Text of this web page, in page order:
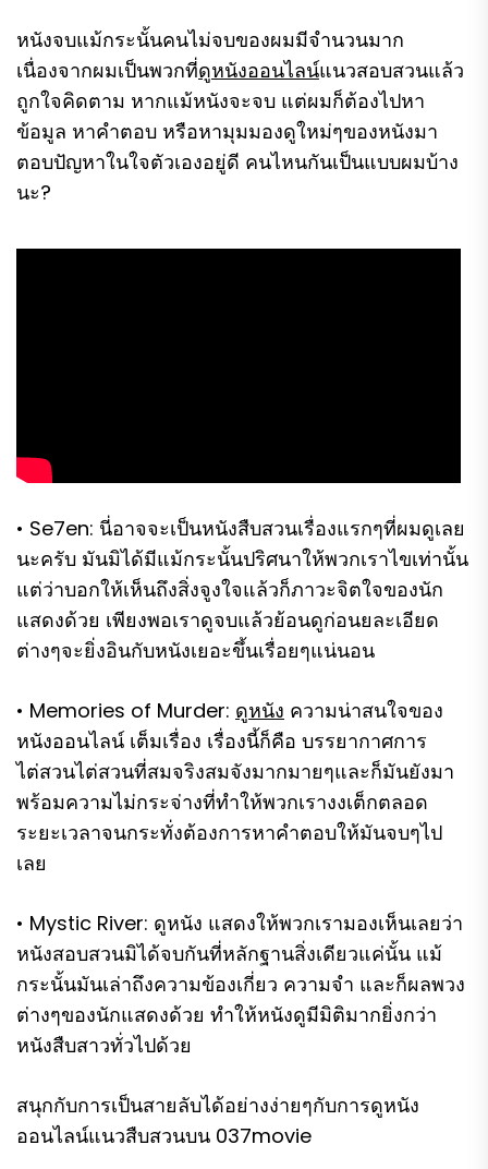
หนังจบแม้กระนั้นคนไม่จบของผมมีจำนวนมาก
เนื่องจากผมเป็นพวกที่ดูหนังออนไลน์แนวสอบสวนแล้ว
ถูกใจคิดตาม หากแม้หนังจะจบ แต่ผมก็ต้องไปหา
ข้อมูล หาคำตอบ หรือหามุมมองดูใหม่ๆของหนังมา
ตอบปัญหาในใจตัวเองอยู่ดี คนไหนกันเป็นแบบผมบ้าง
นะ?
• Se7en: นี่อาจจะเป็นหนังสืบสวนเรื่องแรกๆที่ผมดูเลย
นะครับ มันมิได้มีแม้กระนั้นปริศนาให้พวกเราไขเท่านั้น
แต่ว่าบอกให้เห็นถึงสิ่งจูงใจแล้วก็ภาวะจิตใจของนัก
แสดงด้วย เพียงพอเราดูจบแล้วย้อนดูก่อนยละเอียด
ต่างๆจะยิ่งอินกับหนังเยอะขึ้นเรื่อยๆแน่นอน
• Memories of Murder: ดูหนัง ความน่าสนใจของ
หนังออนไลน์ เต็มเรื่อง เรื่องนี้ก็คือ บรรยากาศการ
ไต่สวนไต่สวนที่สมจริงสมจังมากมายๆและก็มันยังมา
พร้อมความไม่กระจ่างที่ทำให้พวกเรางงเต็กตลอด
ระยะเวลาจนกระทั่งต้องการหาคำตอบให้มันจบๆไป
เลย
• Mystic River: ดูหนัง แสดงให้พวกเรามองเห็นเลยว่า
หนังสอบสวนมิได้จบกันที่หลักฐานสิ่งเดียวแค่นั้น แม้
กระนั้นมันเล่าถึงความข้องเกี่ยว ความจำ และก็ผลพวง
ต่างๆของนักแสดงด้วย ทำให้หนังดูมีมิติมากยิ่งกว่า
หนังสืบสาวทั่วไปด้วย
สนุกกับการเป็นสายลับได้อย่างง่ายๆกับการดูหนัง
ออนไลน์แนวสืบสวนบน 037movie